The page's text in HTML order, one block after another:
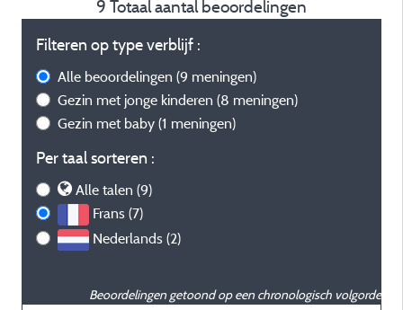
9 Totaal aantal beoordelingen
Filteren op type verblijf :
Alle beoordelingen (9 meningen)
Gezin met jonge kinderen (8 meningen)
Gezin met baby (1 meningen)
Per taal sorteren :
Alle talen (9)
Frans (7)
Nederlands (2)
Beoordelingen getoond op een chronologisch volgorde